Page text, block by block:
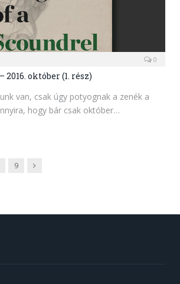
0
október (1. rész)
van, csak úgy potyognak a zenék a
hogy bár csak október…
9 Next